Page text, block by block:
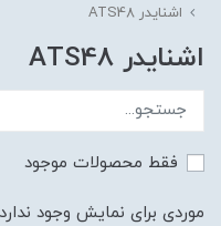
اشنایدر ATS48
اشنایدر ATS48
فقط محصولات موجود
موردی برای نمایش وجود ندارد.